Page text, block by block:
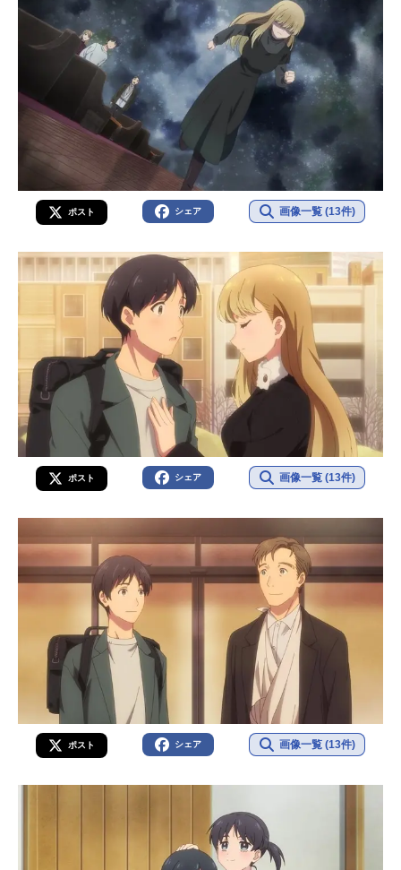
ポスト シェア 画像一覧 (13件)
ポスト シェア 画像一覧 (13件)
ポスト シェア 画像一覧 (13件)